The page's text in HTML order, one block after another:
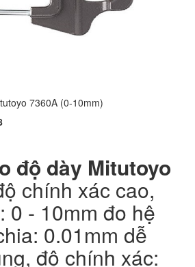
7360A (0-10mm)
độ dày Mitutoyo
chính xác cao,
0 - 10mm đo hệ
0.01mm dễ
độ chính xác: